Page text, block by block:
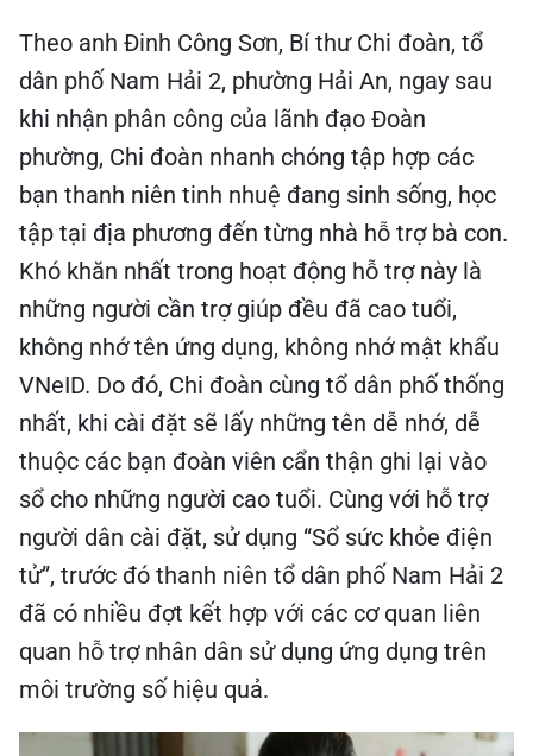
Theo anh Đinh Công Sơn, Bí thư Chi đoàn, tổ
dân phố Nam Hải 2, phường Hải An, ngay sau
khi nhận phân công của lãnh đạo Đoàn
phường, Chi đoàn nhanh chóng tập hợp các
bạn thanh niên tinh nhuệ đang sinh sống, học
tập tại địa phương đến từng nhà hỗ trợ bà con.
Khó khăn nhất trong hoạt động hỗ trợ này là
những người cần trợ giúp đều đã cao tuổi,
không nhớ tên ứng dụng, không nhớ mật khẩu
VNeID. Do đó, Chi đoàn cùng tổ dân phố thống
nhất, khi cài đặt sẽ lấy những tên dễ nhớ, dễ
thuộc các bạn đoàn viên cẩn thận ghi lại vào
sổ cho những người cao tuổi. Cùng với hỗ trợ
người dân cài đặt, sử dụng “Sổ sức khỏe điện
tử”, trước đó thanh niên tổ dân phố Nam Hải 2
đã có nhiều đợt kết hợp với các cơ quan liên
quan hỗ trợ nhân dân sử dụng ứng dụng trên
môi trường số hiệu quả.